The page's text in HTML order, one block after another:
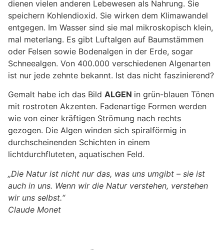
dienen vielen anderen Lebewesen als Nahrung. Sie
speichern Kohlendioxid. Sie wirken dem Klimawandel
entgegen. Im Wasser sind sie mal mikroskopisch klein,
mal meterlang. Es gibt Luftalgen auf Baumstämmen
oder Felsen sowie Bodenalgen in der Erde, sogar
Schneealgen. Von 400.000 verschiedenen Algenarten
ist nur jede zehnte bekannt. Ist das nicht faszinierend?
Gemalt habe ich das Bild ALGEN in grün-blauen Tönen
mit rostroten Akzenten. Fadenartige Formen werden
wie von einer kräftigen Strömung nach rechts
gezogen. Die Algen winden sich spiralförmig in
durchscheinenden Schichten in einem
lichtdurchfluteten, aquatischen Feld.
„Die Natur ist nicht nur das, was uns umgibt – sie ist
auch in uns. Wenn wir die Natur verstehen, verstehen
wir uns selbst.“
Claude Monet